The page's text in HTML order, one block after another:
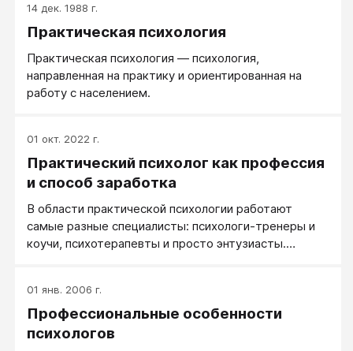
психологии, психологической службы образования в
объеме не менее 1200 ч на факультетах и курсах
переподготовки и повышения квалификации
проходят профессиональную экспертизу в
Экспертном совете по подготовке практических
образования Российской Федерации и
заведений упомянутого министерства.
14 дек. 1988 г.
Практическая психология
Практическая психология — психология,
направленная на практику и ориентированная на
работу с населением.
01 окт. 2022 г.
Практический психолог как профессия
и способ заработка
В области практической психологии работают
самые разные специалисты: психологи-тренеры и
коучи, психотерапевты и просто энтузиасты.
работать с людьми, когда параллельно есть
надежный источник доходов, когда о деньгах
можно не думать. Как способ заработка
01 янв. 2006 г.
Профессиональные особенности
психологов